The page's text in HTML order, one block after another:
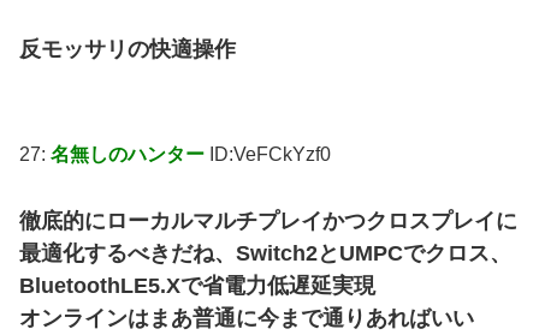
反モッサリの快適操作
27: 名無しのハンター ID:VeFCkYzf0
徹底的にローカルマルチプレイかつクロスプレイに
最適化するべきだね、Switch2とUMPCでクロス、
BluetoothLE5.Xで省電力低遅延実現
オンラインはまあ普通に今まで通りあればいい